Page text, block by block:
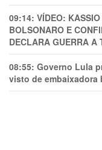
09:14: VÍDEO:
BOLSONARO E
DECLARA GUERRA A
08:55: Governo Lula
visto de embaixadora